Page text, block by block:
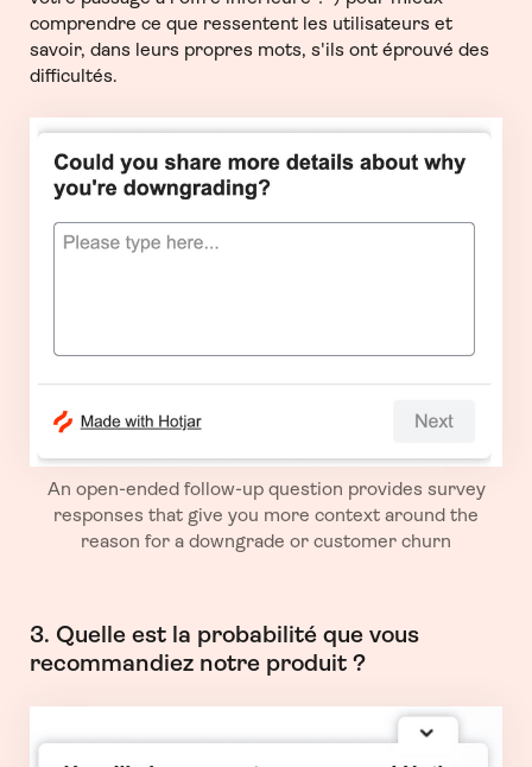
comprendre ce que ressentent les utilisateurs et
savoir, dans leurs propres mots, s'ils ont éprouvé des
difficultés.
An open-ended follow-up question provides survey
responses that give you more context around the
reason for a downgrade or customer churn
3. Quelle est la probabilité que vous
recommandiez notre produit ?